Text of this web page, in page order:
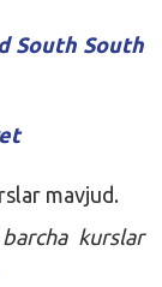
South South
mavjud.
kurslar